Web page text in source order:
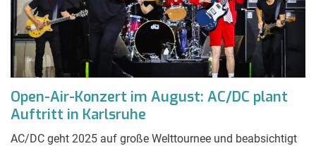
Open-Air-Konzert im August: AC/DC plant
Auftritt in Karlsruhe
AC/DC geht 2025 auf große Welttournee und beabsichtigt